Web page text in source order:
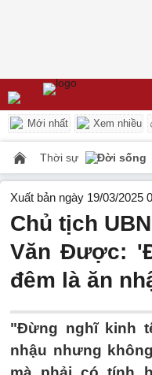
Mới nhất Xem nhiều
Thời sự Đời sống
Xuất bản ngày 19/03/2025
Chủ tịch
Văn Được:
đêm là ăn
"Đừng nghĩ kinh
nhậu nhưng